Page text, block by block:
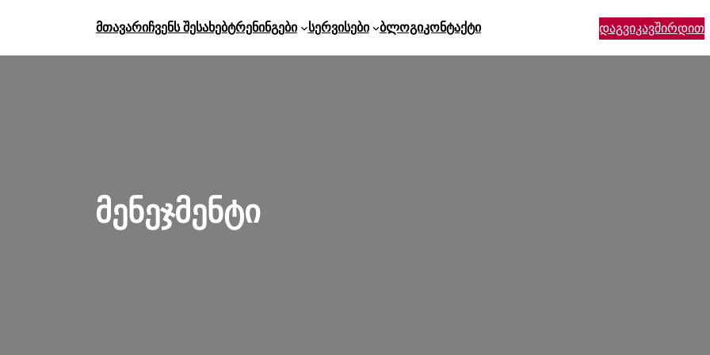
ᲛთავარიᲩვენს ᲨესახებᲢრენინგები Სერვისები ᲑლოგიᲙონტაქტი დაგვიკავშირდით
მენეჯმენტი